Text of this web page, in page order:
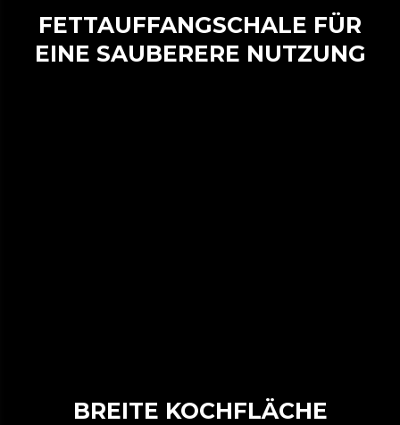
FETTAUFFANGSCHALE FÜR
EINE SAUBERERE NUTZUNG
BREITE KOCHFLÄCHE